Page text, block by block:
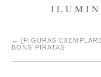
← [FIGURAS
BONS PIRATAS